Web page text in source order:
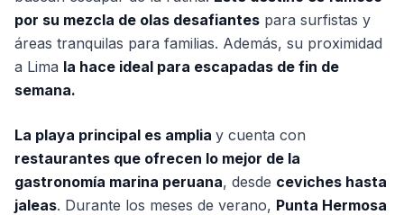
por su mezcla de olas desafiantes para surfistas y
áreas tranquilas para familias. Además, su proximidad
a Lima la hace ideal para escapadas de fin de
semana.
La playa principal es amplia y cuenta con
restaurantes que ofrecen lo mejor de la
gastronomía marina peruana, desde ceviches hasta
jaleas. Durante los meses de verano, Punta Hermosa